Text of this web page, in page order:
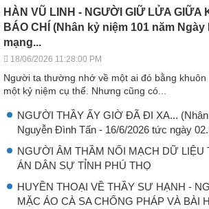
HÀN VŨ LINH - NGƯỜI GIỮ LỬA GIỮA
BÁO CHÍ (Nhân kỷ niệm 101 năm
mạng...
18/06/2026 11:28:00 PM
Người ta thường nhớ về một ai đó bằng
một kỷ niệm cụ thể. Nhưng cũng có...
NGƯỜI THẦY ẤY GIỜ ĐÃ ĐI XA... (Nhân
Nguyễn Đình Tấn - 16/6/2026 tức ngày
NGƯỜI ÂM THẦM NỐI MẠCH DỮ LIỆU
ÁN DÂN SỰ TỈNH PHÚ THỌ
HUYỀN THOẠI VỀ THẦY SƯ HẠNH -
MẶC ÁO CÀ SA CHỐNG PHÁP VÀ BÀI